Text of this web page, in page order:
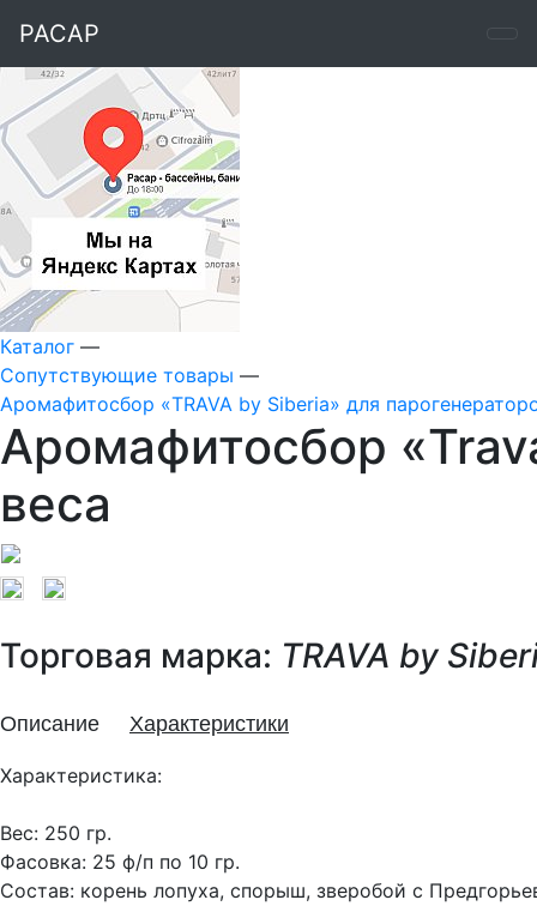
РАСАР
Каталог —
Сопутствующие товары —
Аромафитосбор «TRAVA by Siberia» для
Аромафитосбор
веса
Торговая марка: TRAVA by
Описание Характеристики
Характеристика:
Вес: 250 гр.
Фасовка: 25 ф/п по 10 гр.
Состав: корень лопуха, спорыш, зверобой с